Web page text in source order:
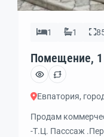
1 1
Помещение,
эт., код: 461029
Евпатория,
Продам
-Т.Ц. Пасссаж